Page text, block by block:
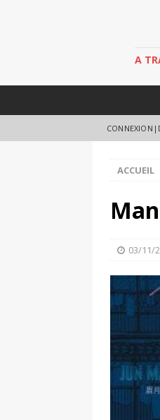
A
ACCUEIL
03/11/